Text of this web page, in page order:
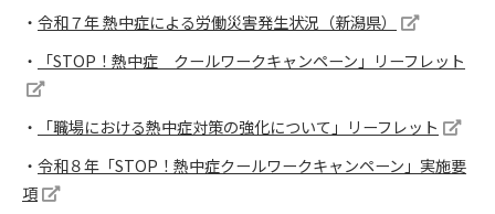
・ 令和７年 熱中症による労働災害発生状況（新潟県）
・
「STOP！熱中症 クールワークキャンペーン」リーフレット
・
「職場における熱中症対策の強化について」リーフレット
・ 令和８年「STOP！熱中症クールワークキャンペーン」実施要
項